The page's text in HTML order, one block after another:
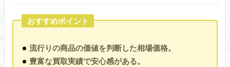
おすすめポイント
流行りの商品の価値を判断した相場価格。
豊富な買取実績で安心感がある。